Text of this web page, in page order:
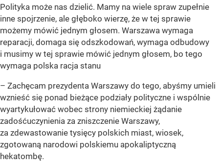
Polityka może nas dzielić. Mamy na wiele spraw zupełnie
inne spojrzenie, ale głęboko wierzę, że w tej sprawie
możemy mówić jednym głosem. Warszawa wymaga
reparacji, domaga się odszkodowań, wymaga odbudowy
i musimy w tej sprawie mówić jednym głosem, bo tego
wymaga polska racja stanu
– Zachęcam prezydenta Warszawy do tego, abyśmy umieli
wznieść się ponad bieżące podziały polityczne i wspólnie
wyartykułować wobec strony niemieckiej żądanie
zadośćuczynienia za zniszczenie Warszawy,
za zdewastowanie tysięcy polskich miast, wiosek,
zgotowaną narodowi polskiemu apokaliptyczną
hekatombę.